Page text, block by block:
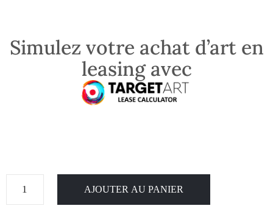
Simulez votre achat d’art en
leasing avec
AJOUTER AU PANIER